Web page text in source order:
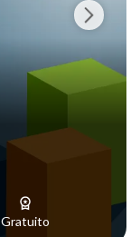
Gratuito